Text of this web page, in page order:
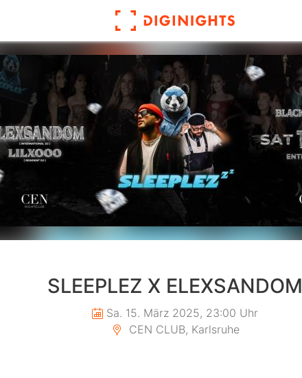
SLEEPLEZ X ELEXSANDOM
Sa. 15. März 2025, 23:00 Uhr
CEN CLUB, Karlsruhe